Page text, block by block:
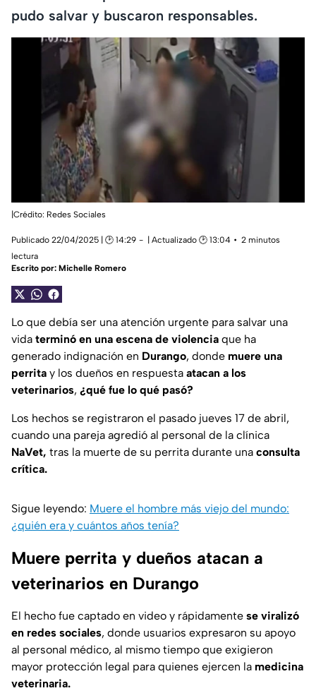
pudo salvar y buscaron responsables.
|Crédito: Redes Sociales
Publicado 22/04/2025 | 🕑 14:29 | Actualizado 🕑 13:04
2 minutos
lectura
Escrito por: Michelle Romero
Lo que debía ser una atención urgente para salvar una
vida terminó en una escena de violencia que ha
generado indignación en Durango, donde muere una
perrita y los dueños en respuesta atacan a los
veterinarios, ¿qué fue lo qué pasó?
Los hechos se registraron el pasado jueves 17 de abril,
cuando una pareja agredió al personal de la clínica
NaVet, tras la muerte de su perrita durante una consulta
crítica.
Sigue leyendo: Muere el hombre más viejo del mundo:
¿quién era y cuántos años tenía?
Muere perrita y dueños atacan a
veterinarios en Durango
El hecho fue captado en video y rápidamente se viralizó
en redes sociales, donde usuarios expresaron su apoyo
al personal médico, al mismo tiempo que exigieron
mayor protección legal para quienes ejercen la medicina
veterinaria.